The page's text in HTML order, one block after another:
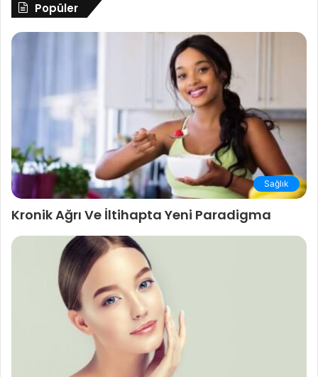
Popüler
Sağlık
Kronik Ağrı Ve İltihapta Yeni Paradigma